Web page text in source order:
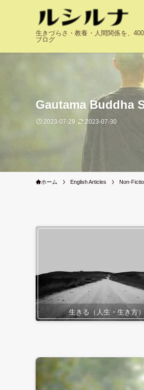
生きづらさ・教養・人間関係を、
ブログ
Gautama Buddha
2023-07-29 2023-07-30
ホーム English Articles Non-
生きる（人生・生き方